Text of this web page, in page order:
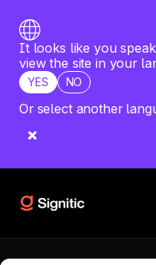
It looks like you
view the site in your
YES NO
Or select another